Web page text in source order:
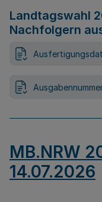
Landtagswahl
Nachfolgern
MB.NRW
14.07.2026